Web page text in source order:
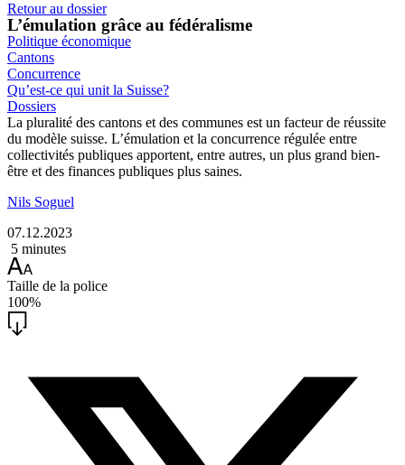
Retour au dossier
L’émulation grâce au fédéralisme
Politique économique
Cantons
Concurrence
Qu’est-ce qui unit la Suisse?
Dossiers
La pluralité des cantons et des communes est un facteur de réussite
du modèle suisse. L’émulation et la concurrence régulée entre
collectivités publiques apportent, entre autres, un plus grand bien-
être et des finances publiques plus saines.
Nils Soguel
07.12.2023
5 minutes
Taille de la police
100%